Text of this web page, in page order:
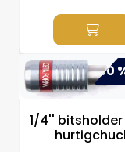
-50
1/4''
Brandsläckare
Hydrauliks
Motordelar